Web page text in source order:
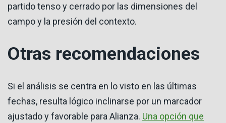
partido tenso y cerrado por las dimensiones del
campo y la presión del contexto.
Otras recomendaciones
Si el análisis se centra en lo visto en las últimas
fechas, resulta lógico inclinarse por un marcador
ajustado y favorable para Alianza. Una opción que